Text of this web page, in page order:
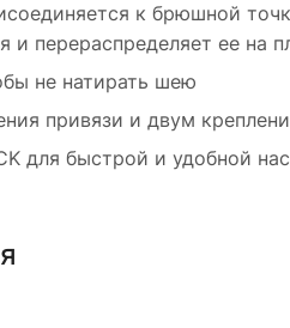
к брюшной
и перераспределяет ее на
не натирать шею
привязи и двум
для быстрой и удобной